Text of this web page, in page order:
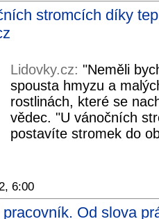
stromcích díky
Lidovky.cz: "Neměli
spousta hmyzu a
rostlinách, které se
vědec. "U vánočních
postavíte stromek do
6:00
Od slova